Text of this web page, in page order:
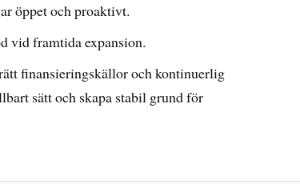
öppet och proaktivt.
vid framtida expansion.
finansieringskällor och kontinuerlig
sätt och skapa stabil grund för